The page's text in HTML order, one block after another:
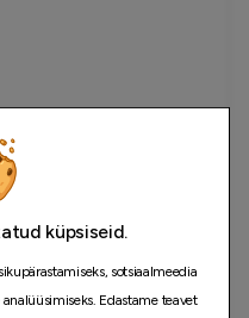
küpsiseid.
sotsiaalmeedia
Edastame teavet